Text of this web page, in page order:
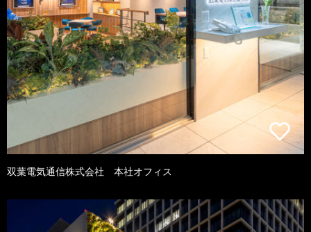
双葉電気通信株式会社 本社オフィス